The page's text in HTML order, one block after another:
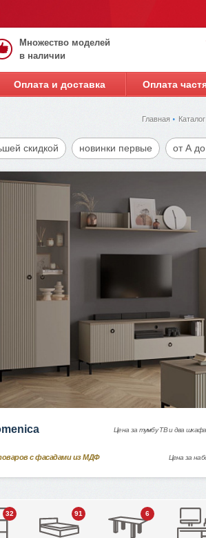
Множество моделей
в наличии
Оплата и доставка Оплата
Главная Каталог
скидкой новинки первые от А
Цена за тумбу ТВ и два
с фасадами из МДФ Цена за
32 91 6